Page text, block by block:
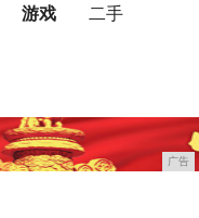
游戏
二手
广告